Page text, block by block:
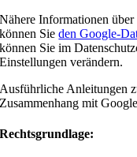
Nähere Informationen
können Sieden Google-
können Sie im
Einstellungen verändern.
Ausführliche Anleitungen
Zusammenhang mit
Rechtsgrundlage: